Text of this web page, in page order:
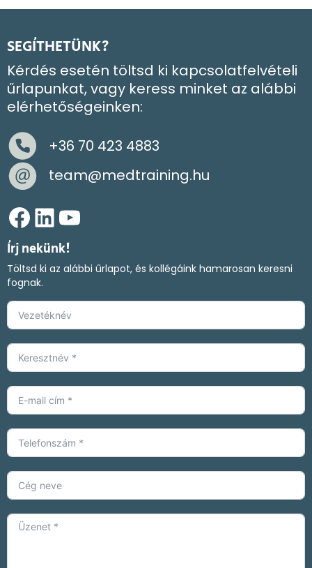
SEGÍTHETÜNK?
Kérdés esetén töltsd ki kapcsolatfelvételi
űrlapunkat, vagy keress minket az alábbi
elérhetőségeinken:
+36 70 423 4883
team@medtraining.hu
Facebook LinkedIn YouTube
Írj nekünk!
Töltsd ki az alábbi űrlapot, és kollégáink hamarosan keresni
fognak.